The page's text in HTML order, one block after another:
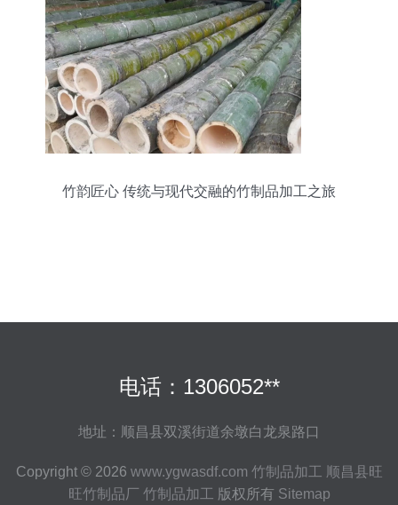
竹韵匠心 传统与现代交融的竹制品加工之旅
电话：1306052**
地址：顺昌县双溪街道余墩白龙泉路口
Copyright © 2026 www.ygwasdf.com 竹制品加工 顺昌县旺
旺竹制品厂 竹制品加工 版权所有 Sitemap